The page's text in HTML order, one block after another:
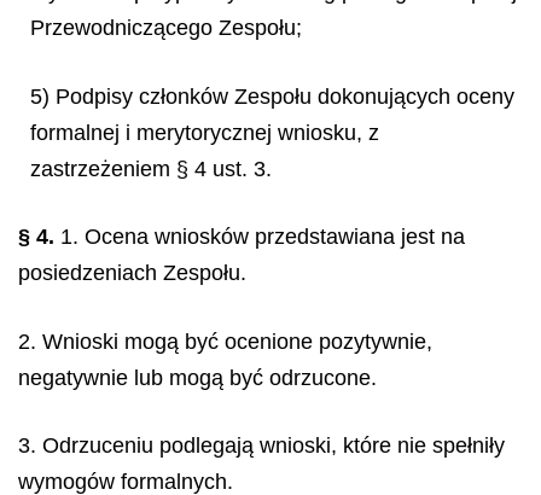
Przewodniczącego Zespołu;
5) Podpisy członków Zespołu dokonujących oceny
formalnej i merytorycznej wniosku, z
zastrzeżeniem § 4 ust. 3.
§ 4. 1. Ocena wniosków przedstawiana jest na
posiedzeniach Zespołu.
2. Wnioski mogą być ocenione pozytywnie,
negatywnie lub mogą być odrzucone.
3. Odrzuceniu podlegają wnioski, które nie spełniły
wymogów formalnych.